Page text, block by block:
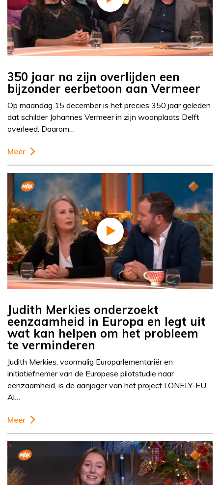
350 jaar na zijn overlijden een
bijzonder eerbetoon aan Vermeer
Op maandag 15 december is het precies 350 jaar geleden
dat schilder Johannes Vermeer in zijn woonplaats Delft
overleed. Daarom…
Meer
Judith Merkies onderzoekt
eenzaamheid in Europa en legt uit
wat kan helpen om het probleem
te verminderen
Judith Merkies, voormalig Europarlementariër en
initiatiefnemer van de Europese pilotstudie naar
eenzaamheid, is de aanjager van het project LONELY-EU.
Al…
Meer